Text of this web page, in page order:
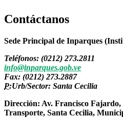
Contáctanos
Sede Principal de Inparques
Teléfonos: (0212) 273.2811
info@inparques.gob.ve
Fax: (0212) 273.2887
P:Urb/Sector: Santa Cecilia
Dirección: Av. Francisco
Transporte, Santa Cecilia,